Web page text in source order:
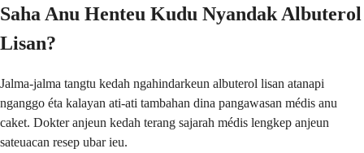
Saha Anu Henteu Kudu Nyandak Albuterol
Lisan?
Jalma-jalma tangtu kedah ngahindarkeun albuterol lisan atanapi
nganggo éta kalayan ati-ati tambahan dina pangawasan médis anu
caket. Dokter anjeun kedah terang sajarah médis lengkep anjeun
sateuacan resep ubar ieu.